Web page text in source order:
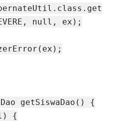
null, ex);
getSiswaDao() {
{